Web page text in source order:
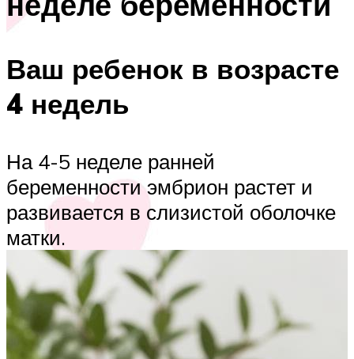
Ваш ребенок в возрасте
4 недель
На 4-5 неделе ранней
беременности эмбрион растет и
развивается в слизистой оболочке
матки.